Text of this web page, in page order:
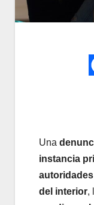
Una
instancia
del interior,